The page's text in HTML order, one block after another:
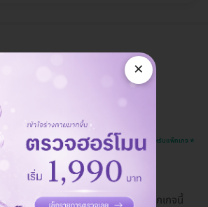
รีวิวสำหรับแพ็กเกจ ⭐
เลยค่ะ แต่เห็นจาก Google ดูแล้วแพ็กเกจนี้
×